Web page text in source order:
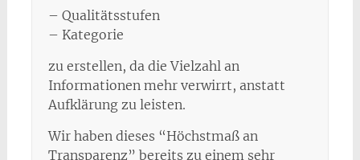
– Qualitätsstufen
– Kategorie
zu erstellen, da die Vielzahl an
Informationen mehr verwirrt, anstatt
Aufklärung zu leisten.
Wir haben dieses “Höchstmaß an
Transparenz” bereits zu einem sehr